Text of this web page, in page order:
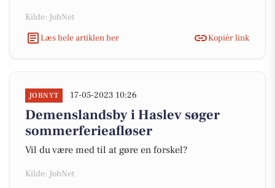
Kilde: JobNet
Læs hele artiklen her
Kopiér link
JOBNYT 17-05-2023 10:26
Demenslandsby i Haslev søger
sommerferieafløser
Vil du være med til at gøre en forskel?
Kilde: JobNet